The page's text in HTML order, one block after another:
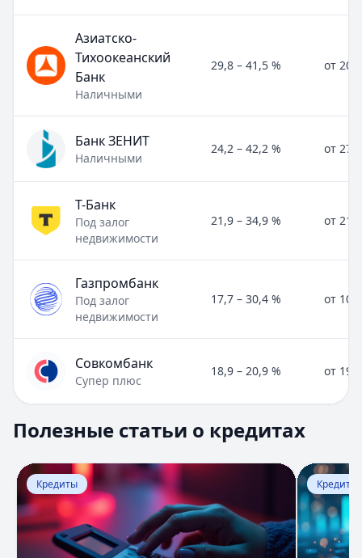
Азиатско-
Тихоокеанский
Банк
Наличными
29,8 – 41,5 % от
Банк ЗЕНИТ
Наличными
24,2 – 42,2 % от
Т-Банк
Под залог
недвижимости
21,9 – 34,9 % от
Газпромбанк
Под залог
недвижимости
17,7 – 30,4 % от
Совкомбанк
Супер плюс
18,9 – 20,9 % от
Раздел:Кредиты. Всего статей:8
Кратко:Оформить займ сегодня проще, чем когда-
Опубликовано:17 ноября 2025 г.
Категория:
Кредиты
Читать статью
Что такое кредитный скоринг - оценка
Полезные статьи о кредитах
Перейти к статье: Расчет процентов по договору
Кредиты
Перейти
Кредиты